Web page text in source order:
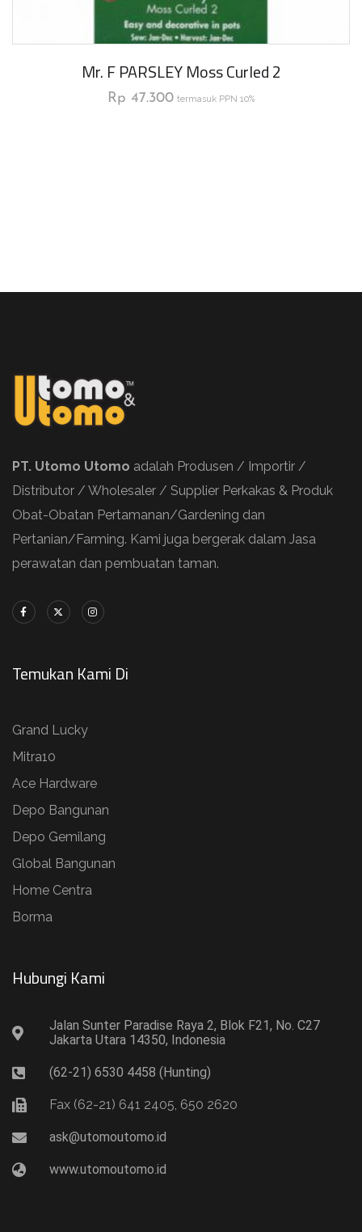
Mr. F PARSLEY Moss Curled 2
Rp 47.300 termasuk PPN 10%
PT. Utomo Utomo adalah Produsen / Importir /
Distributor / Wholesaler / Supplier Perkakas & Produk
Obat-Obatan Pertamanan/Gardening dan
Pertanian/Farming. Kami juga bergerak dalam Jasa
perawatan dan pembuatan taman.
Temukan Kami Di
Grand Lucky
Mitra10
Ace Hardware
Depo Bangunan
Depo Gemilang
Global Bangunan
Home Centra
Borma
Hubungi Kami​
Jalan Sunter Paradise Raya 2, Blok F21, No. C27
Jakarta Utara 14350, Indonesia
(62-21) 6530 4458 (Hunting)
Fax (62-21) 641 2405, 650 2620
ask@utomoutomo.id
www.utomoutomo.id